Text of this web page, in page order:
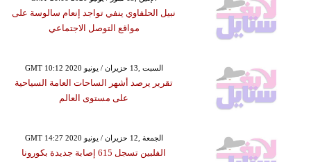
نبيل الحلفاوي ينفي تواجد إنعام سالوسة على
مواقع التوصل الاجتماعي
GMT 10:12 2020 السبت ,13 حزيران / يونيو
تقرير يرصد أشهر الساحات العامة السياحية
على مستوى العالم
GMT 14:27 2020 الجمعة ,12 حزيران / يونيو
الفلبين تسجل 615 إصابة جديدة بكورونا